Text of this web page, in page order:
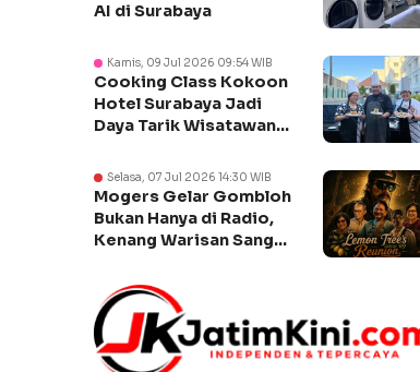
AI di Surabaya
Kamis, 09 Jul 2026 09:54 WIB
Cooking Class Kokoon
Hotel Surabaya Jadi
Daya Tarik Wisatawan
Selasa, 07 Jul 2026 14:30 WIB
Mogers Gelar Gombloh
Bukan Hanya di Radio,
Kenang Warisan Sang